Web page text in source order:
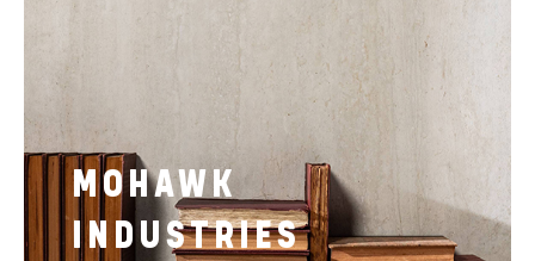
MOHAWK
INDUSTRIES